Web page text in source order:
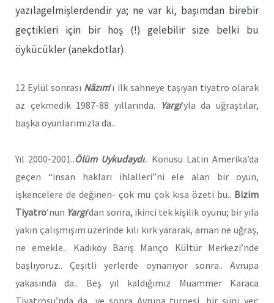
yazılagelmişlerdendir ya; ne var ki, başımdan birebir
geçtikleri için bir hoş (!) gelebilir size belki bu
öykücükler (anekdotlar).
12 Eylül sonrası Nâzım’ı ilk sahneye taşıyan tiyatro olarak
az çekmedik 1987-88 yıllarında. Yargı’yla da uğraştılar,
başka oyunlarımızla da..
Yıl 2000-2001..Ölüm Uykudaydı.. Konusu Latin Amerika’da
geçen “insan hakları ihlalleri”ni ele alan bir oyun,
işkencelere de değinen- çok mu çok kısa özeti bu.. Bizim
Tiyatro’nun Yargı’dan sonra, ikinci tek kişilik oyunu; bir yıla
yakın çalışmışım üzerinde kılı kırk yararak, aman ne uğraş,
ne emekle.. Kadıköy Barış Manço Kültür Merkezi’nde
başlıyoruz.. Çeşitli yerlerde oynanıyor sonra.. Avrupa
yakasında da.. Beş yıl kaldığımız Muammer Karaca
Tiyatrosu’nda da.. ve sonra Avrupa turnesi, bir sürü yer: